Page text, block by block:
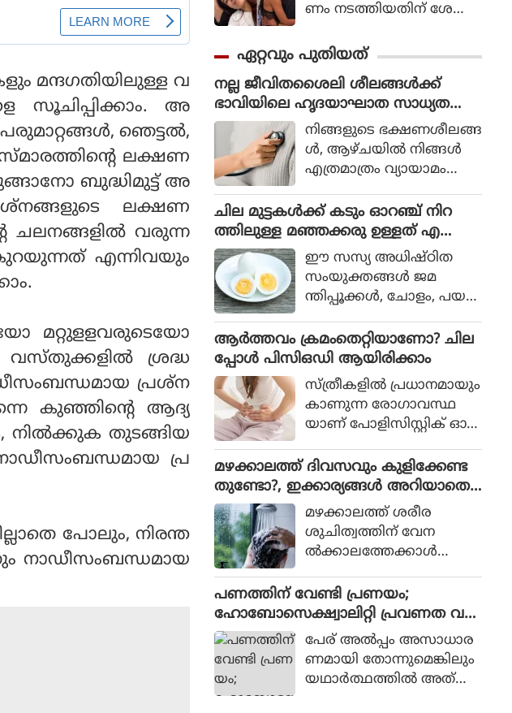
വ
സൂചിപ്പിക്കാം. അ
ഞെട്ടല്‍,
ലക്ഷണ
ബുദ്ധിമുട്ട് അ
ലക്ഷണ
ചലനങ്ങളില്‍ വരുന്ന
കുറയുന്നത് എന്നിവയും
മറ്റുളളവരുടെയോ
വസ്തുക്കളില്‍ ശ്രദ്ധ
പ്രശ്‌ന
കുഞ്ഞിന്റെ ആദ്യ
നില്‍ക്കുക തുടങ്ങിയ
പ്ര
പോലും, നിരന്ത
നാഡീസംബന്ധമായ
ണം നടത്തിയതിന് ശേഷം
രിശീലനങ്ങള്‍ ജീവിത
ത്തിന്റെ ഭാഗമായി
മാറിയിരിക്കുന്നുവെന്ന്
സാമന്ത പറയുന്നു, ഇ
പ്പോള്‍ 21 ദിവസത്തേക്ക്
അവ പ
രീക്ഷിച്ചുനോക്കാന്‍ അവര്‍
പ്രോത്സാഹിപ്പിക്കുന്നു.
ഏറ്റവും പുതിയത്
നല്ല ജീവിതശൈലി ശീലങ്ങള്‍ക്ക്
ഭാവിയിലെ ഹൃദയാഘാത സാധ്യത
കുറയ്ക്കാന്‍ കഴിയുമോ? ഇക്കാര്യങ്ങ
ള്‍ അറിയണം
നിങ്ങളുടെ ഭക്ഷണശീലങ്ങ
ള്‍, ആഴ്ചയില്‍ നിങ്ങള്‍
എത്രമാത്രം വ്യായാമം
ക്കരീതികള്‍ എന്നിവ
യെല്ലാം നിങ്ങളുടെ
മൊത്തത്തിലുള്ള ക്ഷേമ
ത്തെ നിര്‍ണ്ണയിക്കുന്നു.
വാസ്തവത്തില്‍, ഈ
ജീവിതശൈലി ശീലങ്ങളും
മറ്റും ഭാവിയില്‍ ഹൃദ
യാഘാത സാധ്യത കുറ
യ്ക്കും.
ചില മുട്ടകള്‍ക്ക് കടും ഓറഞ്ച് നിറ
ത്തിലുള്ള മഞ്ഞക്കരു ഉള്ളത് എ
ന്തുകൊണ്ട്
ഈ സസ്യ അധിഷ്ഠിത
സംയുക്തങ്ങള്‍ ജമ
ന്തിപ്പൂക്കള്‍, ചോളം, പയ
ള്‍, പപ്രിക, ചുവന്ന
കുരുമുളക്, ചില പ്രാണിക
ള്‍ എന്നിവയില്‍ പോലും
കാണപ്പെടുന്നു. ഭക്ഷണ
ത്തില്‍ കൂടുതല്‍ ക
രോട്ടിനോയിഡ് സമ്പുഷ്ട
മാകുമ്പോള്‍ മഞ്ഞക്കരു
കൂടുതല്‍ സമ്പന്നമാകും.
ആർത്തവം ക്രമംതെറ്റിയാണോ? ചില
പ്പോൾ പിസിഒഡി ആയിരിക്കാം
സ്ത്രീകളിൽ പ്രധാനമായും
കാണുന്ന രോഗാവസ്ഥ
യാണ് പോളിസിസ്റ്റിക് ഓവ
പിസിഒഡി. ഹോർമോൺ
വ്യതിയാനമാണ് പ്രധാന
മായും പിസിഒഡിയിലേക്ക്
നയിക്കുന്നത്. അണ്ഡാശ
യത്തിൽ ചെറിയ വളർച്ചക
ൾ രൂപപ്പെടുന്ന അവസ്ഥ
യാണിത്. ദൈനംദിന
ജീവിതത്തിൽ പിസിഒഡി
കാരണം പല ബുദ്ധിമുട്ടുക
ളും ഉണ്ടാകും.
മഴക്കാലത്ത് ദിവസവും കുളിക്കേണ്ട
തുണ്ടോ?, ഇക്കാര്യങ്ങൾ അറിയാതെ
പോകരുത്
മഴക്കാലത്ത് ശരീര
ശുചിത്വത്തിന് വേന
ല്‍ക്കാലത്തേക്കാള്‍
മുണ്ടെന്നാണ് ആരോഗ്യ
വിദഗ്ധര്‍
ചൂണ്ടിക്കാണിക്കുന്നത്.
പണത്തിന് വേണ്ടി പ്രണയം;
ഹോബോസെക്ഷ്വാലിറ്റി പ്രവണത വ
ര്‍ദ്ധിച്ചുവരുന്നത് എന്തുകൊണ്ട്?
പേര് അല്‍പ്പം അസാധാര
ണമായി തോന്നുമെങ്കിലും
യഥാര്‍ത്ഥത്തില്‍ അത്